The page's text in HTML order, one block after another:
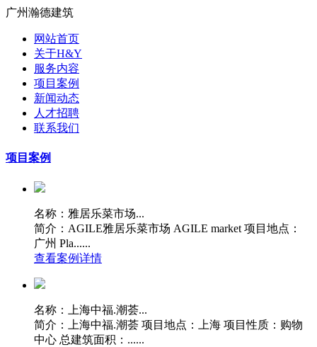
广州瀚德建筑
网站首页
关于H&Y
服务内容
项目案例
新闻动态
人才招聘
联系我们
项目案例
名称：雅居乐菜市场...
简介：AGILE雅居乐菜市场 AGILE market 项目地点：
广州 Pla......
查看案例详情
名称：上海中福.潮荟...
简介：上海中福.潮荟 项目地点：上海 项目性质：购物
中心 总建筑面积：......